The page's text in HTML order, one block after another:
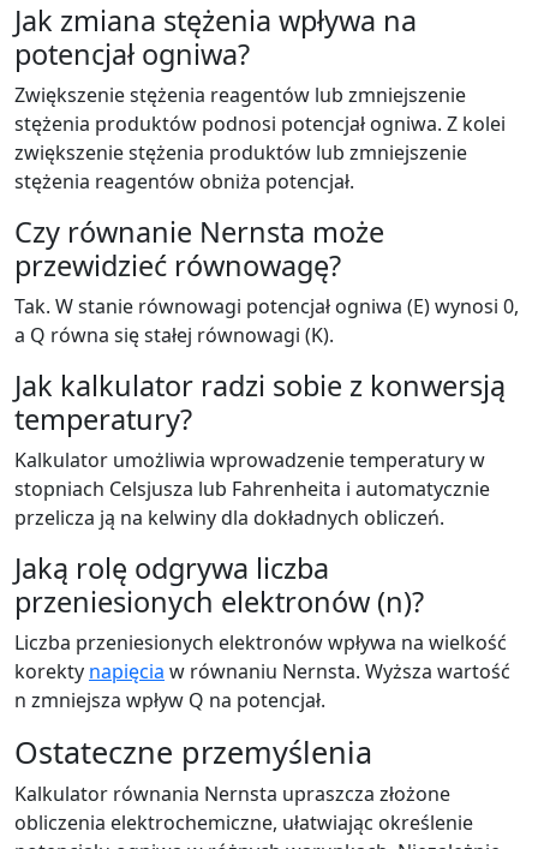
Jak zmiana stężenia wpływa na
potencjał ogniwa?
Zwiększenie stężenia reagentów lub zmniejszenie
stężenia produktów podnosi potencjał ogniwa. Z kolei
zwiększenie stężenia produktów lub zmniejszenie
stężenia reagentów obniża potencjał.
Czy równanie Nernsta może
przewidzieć równowagę?
Tak. W stanie równowagi potencjał ogniwa (E) wynosi 0,
a Q równa się stałej równowagi (K).
Jak kalkulator radzi sobie z konwersją
temperatury?
Kalkulator umożliwia wprowadzenie temperatury w
stopniach Celsjusza lub Fahrenheita i automatycznie
przelicza ją na kelwiny dla dokładnych obliczeń.
Jaką rolę odgrywa liczba
przeniesionych elektronów (n)?
Liczba przeniesionych elektronów wpływa na wielkość
korekty napięcia w równaniu Nernsta. Wyższa wartość
n zmniejsza wpływ Q na potencjał.
Ostateczne przemyślenia
Kalkulator równania Nernsta upraszcza złożone
obliczenia elektrochemiczne, ułatwiając określenie